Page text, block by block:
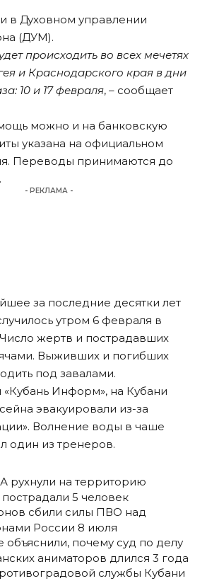
в Духовном управлении
(ДУМ).
происходить во всех мечетях
и Краснодарского края в дни
10 и 17 февраля, – сообщает
можно и на банковскую
указана на официальном
Переводы принимаются до
- РЕКЛАМА -
за последние десятки лет
утром 6 февраля в
жертв и пострадавших
Выживших и погибших
под завалами.
«Кубань Информ», на Кубани
эвакуировали из-за
Волнение воды в чаше
один из тренеров.
рухнули на территорию
5 человек
сбили силы ПВО над
России 8 июля
объяснили, почему суд по делу
аниматоров длился 3 года
службы Кубани